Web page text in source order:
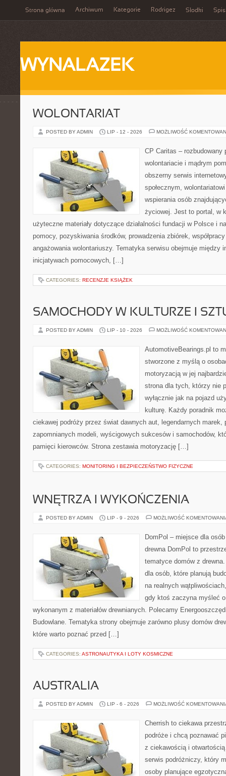
Strona główna Archiwum Kategorie Rodrigez Słodki Spis
WYNALAZEK
WOLONTARIAT
POSTED BY ADMIN LIP - 12 - 2026 MOŻLIWOŚĆ
CP Caritas – rozbudowany
wolontariacie i mądrym
obszerny serwis
społecznym,
wspierania osób
życiowej. Jest to portal, w
użyteczne materiały dotyczące działalności fundacji w Polsce i
pomocy, pozyskiwania środków, prowadzenia zbiórek,
angażowania wolontariuszy. Tematyka serwisu obejmuje między
inicjatywach pomocowych, […]
CATEGORIES: RECENZJE KSIĄŻEK
SAMOCHODY W KULTURZE I
POSTED BY ADMIN LIP - 10 - 2026 MOŻLIWOŚĆ
AutomotiveBearings.pl to
stworzone z myślą o
motoryzacją w jej
strona dla tych, którzy nie
wyłącznie jak na pojazd
kulturę. Każdy poradnik
ciekawej podróży przez świat dawnych aut, legendarnych marek,
zapomnianych modeli, wyścigowych sukcesów i samochodów,
pamięci kierowców. Strona zestawia motoryzację […]
CATEGORIES: MONITORING I BEZPIECZEŃSTWO FIZYCZNE
WNĘTRZA I WYKOŃCZENIA
POSTED BY ADMIN LIP - 9 - 2026 MOŻLIWOŚĆ
DomPol – miejsce dla
drewna DomPol to
tematyce domów z
dla osób, które planują
na realnych
gdy ktoś zaczyna myśleć o
wykonanym z materiałów drewnianych. Polecamy
Budowlane. Tematyka strony obejmuje zarówno plusy domów
które warto poznać przed […]
CATEGORIES: ASTRONAUTYKA I LOTY KOSMICZNE
AUSTRALIA
POSTED BY ADMIN LIP - 6 - 2026 MOŻLIWOŚĆ
Cherrish to ciekawa
podróże i chcą poznawać
z ciekawością i
serwis podróżniczy, który
osoby planujące